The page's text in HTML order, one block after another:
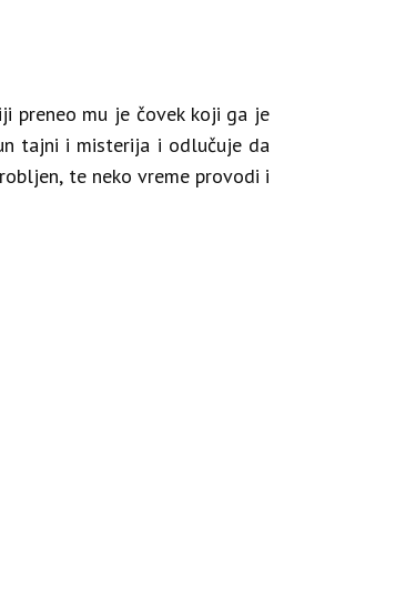
preneo mu je čovek koji ga je
tajni i misterija i odlučuje da
te neko vreme provodi i